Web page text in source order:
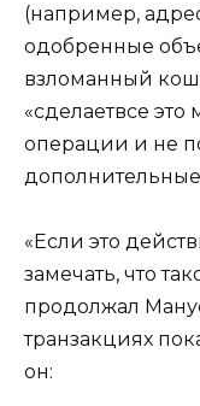
(например,
одобренные
взломанный
«сделаетвсе это
операции и не
дополнительные
«Если это
замечать, что
продолжал
транзакциях
он: